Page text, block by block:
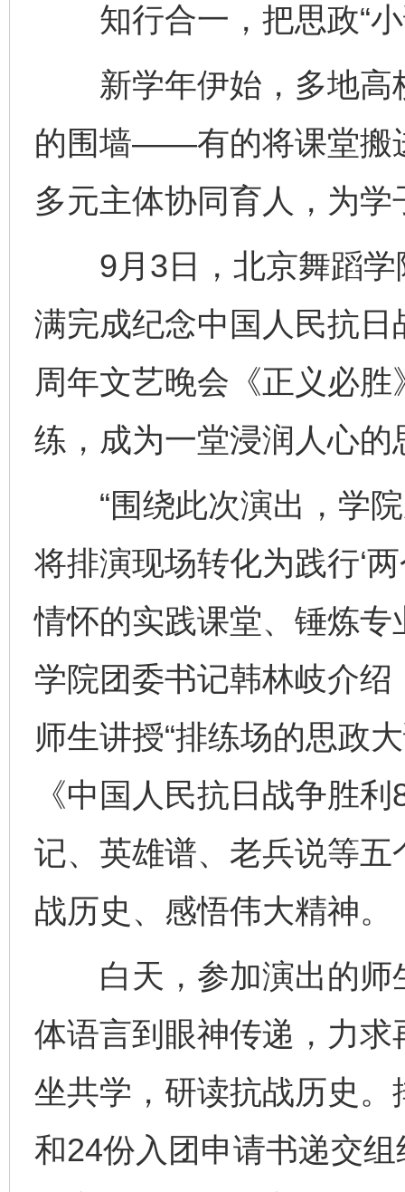
知行合一，把思政“小
新学年伊始，多地高
的围墙——有的将课堂搬
多元主体协同育人，为学
9月3日，北京舞蹈学
满完成纪念中国人民抗
周年文艺晚会《正义必
练，成为一堂浸润人心的
“围绕此次演出，学院
将排演现场转化为践行‘
情怀的实践课堂、锤炼专
学院团委书记韩林岐介
师生讲授“排练场的思政
《中国人民抗日战争胜
记、英雄谱、老兵说等
战历史、感悟伟大精神。
白天，参加演出的师
体语言到眼神传递，力
坐共学，研读抗战历史
和24份入团申请书递交